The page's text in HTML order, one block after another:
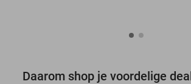
Daarom shop je voordelige